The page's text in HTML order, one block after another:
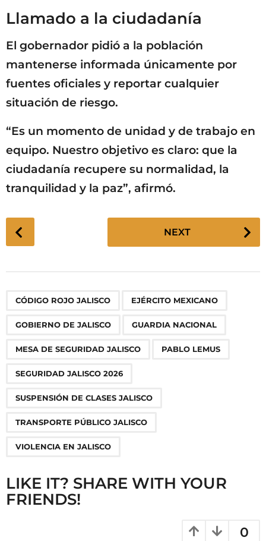
Llamado a la ciudadanía
El gobernador pidió a la población
mantenerse informada únicamente por
fuentes oficiales y reportar cualquier
situación de riesgo.
“Es un momento de unidad y de trabajo en
equipo. Nuestro objetivo es claro: que la
ciudadanía recupere su normalidad, la
tranquilidad y la paz”, afirmó.
P
o
g
NEXT
CÓDIGO ROJO JALISCO EJÉRCITO MEXICANO
GOBIERNO DE JALISCO GUARDIA NACIONAL
MESA DE SEGURIDAD JALISCO PABLO LEMUS
SEGURIDAD JALISCO 2026
SUSPENSIÓN DE CLASES JALISCO
TRANSPORTE PÚBLICO JALISCO
VIOLENCIA EN JALISCO
LIKE IT? SHARE WITH YOUR
FRIENDS!
0